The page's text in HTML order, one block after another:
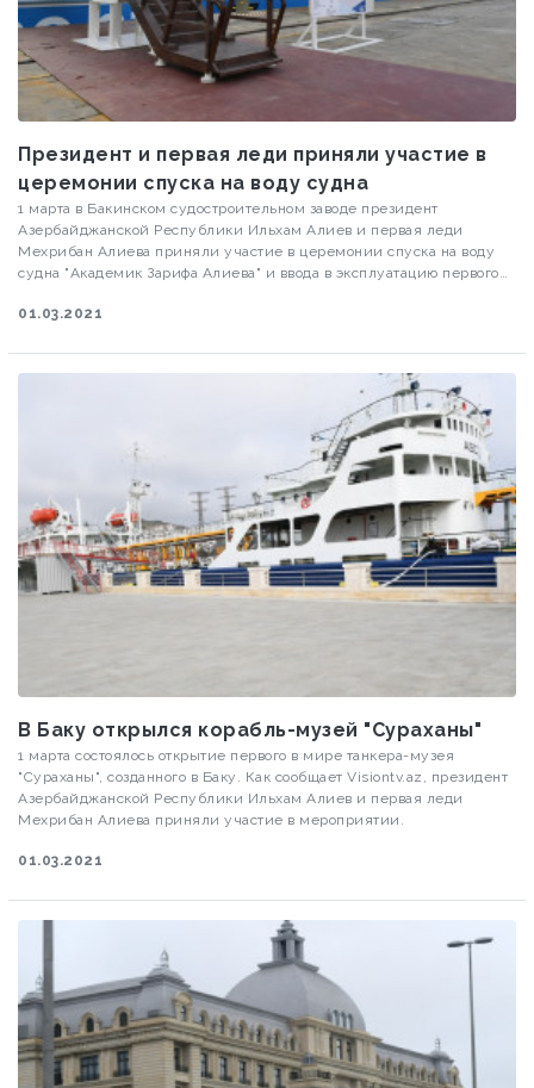
Президент и первая леди приняли участие в
церемонии спуска на воду судна
1 марта в Бакинском судостроительном заводе президент
Азербайджанской Республики Ильхам Алиев и первая леди
Мехрибан Алиева приняли участие в церемонии спуска на воду
судна "Академик Зарифа Алиева" и ввода в эксплуатацию первого
этом сообщила пресс-служба президента Азербайджана.
01.03.2021
В Баку открылся корабль-музей "Сураханы"
1 марта состоялось открытие первого в мире танкера-музея
"Сураханы", созданного в Баку. Как сообщает Visiontv.az, президент
Азербайджанской Республики Ильхам Алиев и первая леди
Мехрибан Алиева приняли участие в мероприятии.
01.03.2021